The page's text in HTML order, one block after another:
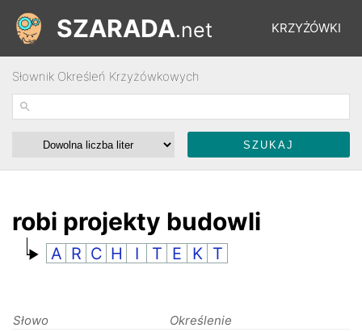
KRZYŻÓWKI
ŁAMIGŁÓWKI
SZARADA.net
Słownik Określeń Krzyżówkowych
robi projekty budowli
A R C H I T E K T
Słowo Określenie